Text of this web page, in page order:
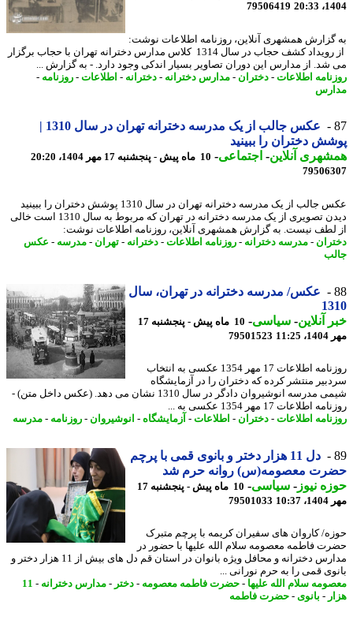
79506419
همشهری آنلاین، روزنامه اطلاعات نوشت:
از رویداد کشف حجاب در سال 1314 کلاس مدارس دخترانه تهران با حجاب برگزار
از مدارس این دوران تصاویر بسیار اندکی وجود دارد. - به گزارش ...
اطلاعات-دختران- مدارس دخترانه- دخترانه- اطلاعات-روزنامه -
عکس جالب از یک مدرسه دخترانه تهران در سال 1310 |
دختران را ببینید
آنلاین-اجتماعی-10 ماه پیش - پنجشنبه 17 مهر 1404، 20:20
عکس جالب از یک مدرسه دخترانه تهران در سال 1310 پوشش دختران را ببینید
دیدن تصویری از یک مدرسه دخترانه در تهران که مربوط به سال 1310 است خالی
نیست. به گزارش همشهری آنلاین، روزنامه اطلاعات نوشت:
- مدرسه دخترانه- روزنامه اطلاعات-دخترانه- تهران- مدرسه-عکس
عکس/ مدرسه دخترانه در تهران، سال
آنلاین-سیاسی-
10 ماه پیش - پنجشنبه 17
79501523
روزنامه اطلاعات 17 مهر 1354 عکسی به انتخاب
منتشر کرده که دختران را در آزمایشگاه
شیمی مدرسه انوشیروان دادگر در سال 1310 نشان می دهد. (عکس داخل متن) -
اطلاعات 17 مهر 1354 عکسی به ...
اطلاعات-دختران- اطلاعات-آزمایشگاه-انوشیروان - روزنامه -مدرسه
دل 11 هزار دختر و بانوی قمی با پرچم
معصومه(س) روانه حرم شد
نیوز-سیاسی-
10 ماه پیش - پنجشنبه 17
79501033
کاروان های سفیران کریمه با پرچم متبرک
فاطمه معصومه سلام الله علیها با حضور در
مدارس دخترانه و محافل ویژه بانوان در استان قم دل های بیش از 11 هزار دختر و
قمی را به حرم نورانی ...
سلام الله علیها-حضرت فاطمه معصومه-دختر-مدارس دخترانه-
11
- بانوی-حضرت فاطمه